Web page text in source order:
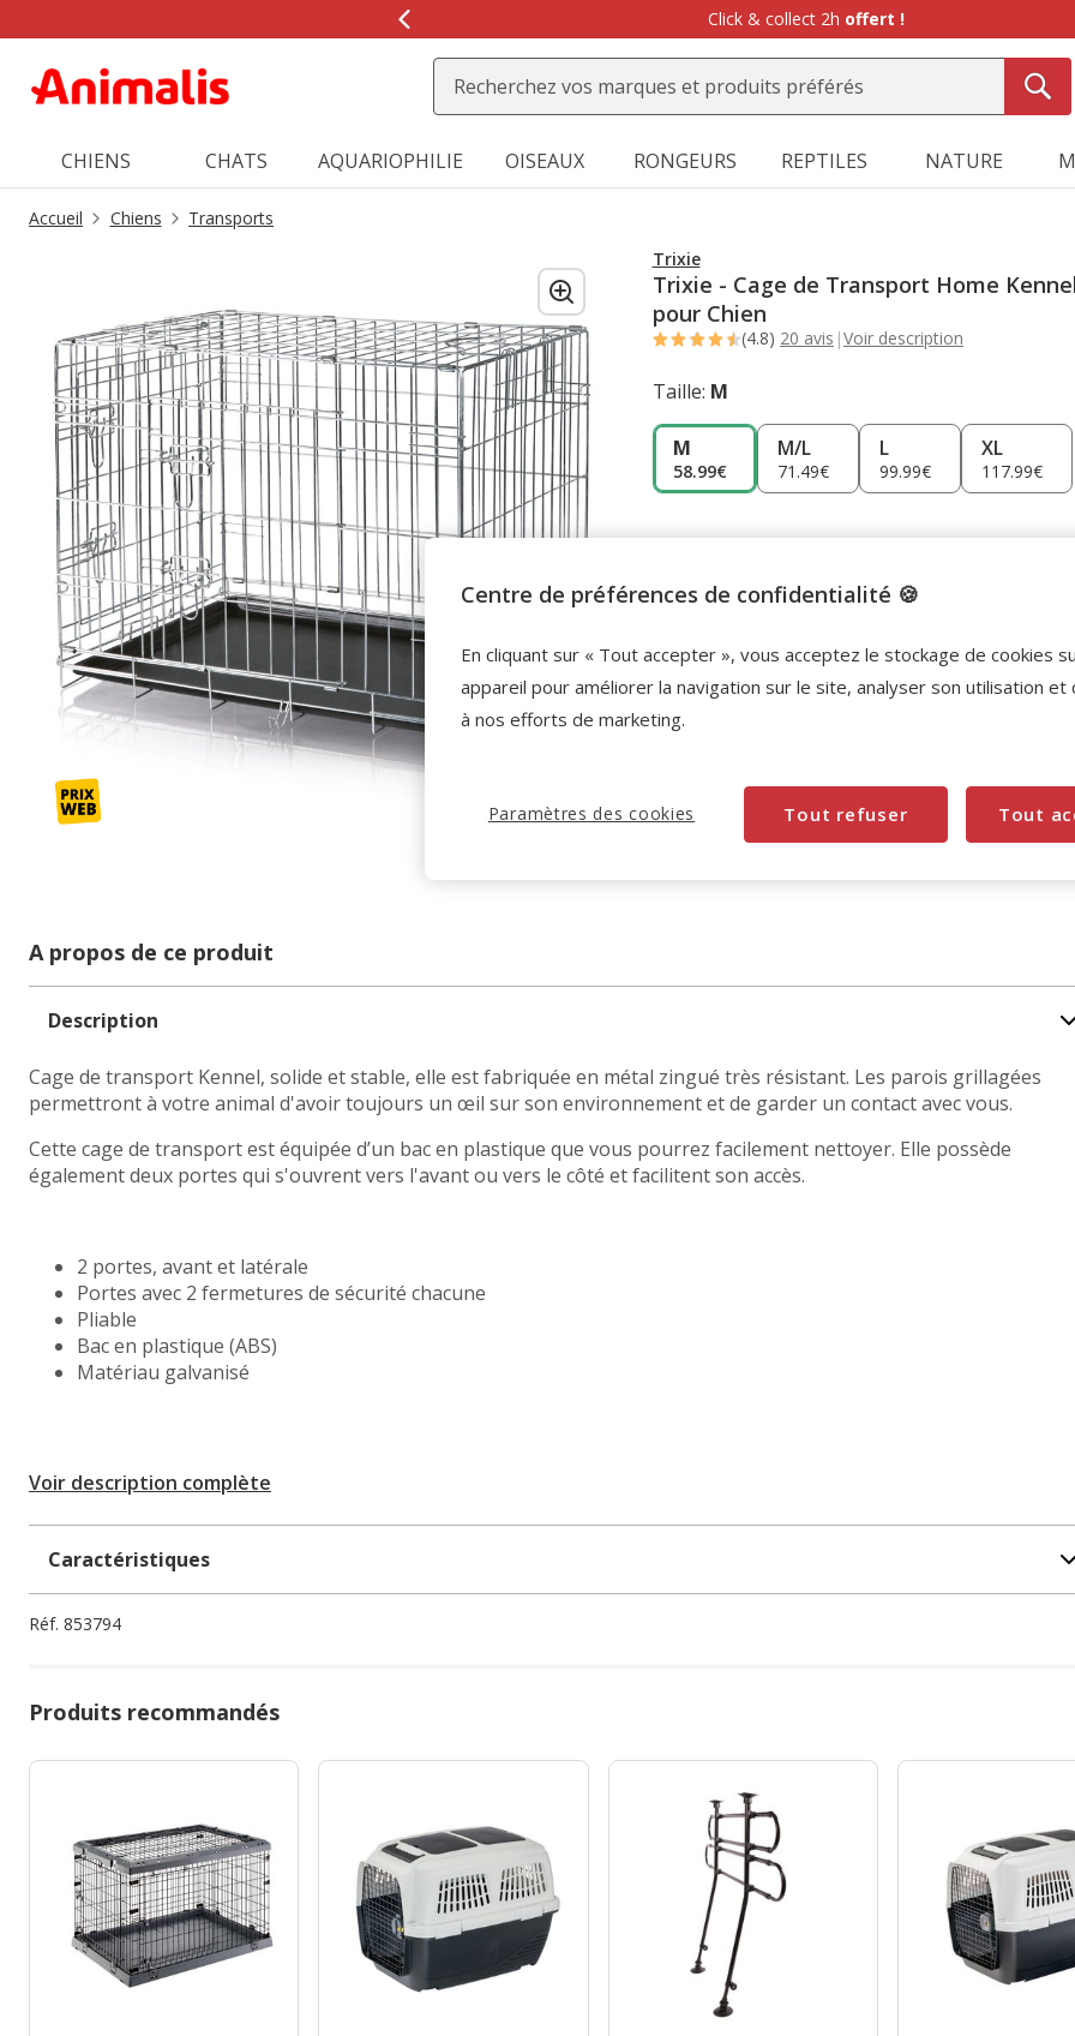
de
message,
Click & collect 2h offert !
CHIENS CHATS AQUARIOPHILIE OISEAUX RONGEURS REPTILES NATURE
Accueil Chiens
Transports
Trixie
Trixie - Cage de Transport Home
pour Chien
(4.8) 20 avis |Voir description
Taille: M
M
58.99€
M/L
71.49€
L
99.99€
XL
117.99€
A propos de ce produit
Description
Cage de transport Kennel, solide et stable, elle est fabriquée en métal zingué très résistant. Les parois grillagées
permettront à votre animal d'avoir toujours un œil sur son environnement et de garder un contact avec vous.
Cette cage de transport est équipée d’un bac en plastique que vous pourrez facilement nettoyer. Elle possède
également deux portes qui s'ouvrent vers l'avant ou vers le côté et facilitent son accès.
2 portes, avant et latérale
Portes avec 2 fermetures de sécurité chacune
Pliable
Bac en plastique (ABS)
Matériau galvanisé
Voir description complète
Caractéristiques
Réf. 853794
Produits recommandés
Centre de préférences de confidentialité 🍪
En cliquant sur « Tout accepter », vous acceptez le stockage de cookies
appareil pour améliorer la navigation sur le site, analyser son utilisation et
à nos efforts de marketing.
Tout refuser Tout
Paramètres des cookies